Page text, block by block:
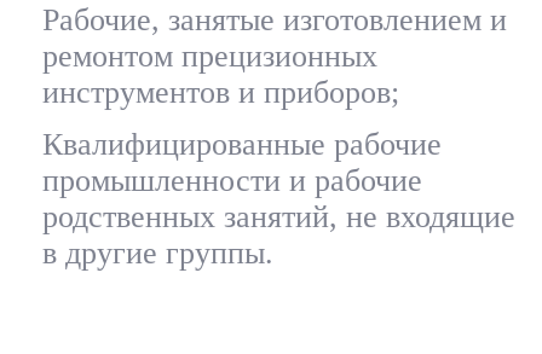
Рабочие, занятые изготовлением и
ремонтом прецизионных
инструментов и приборов;
Квалифицированные рабочие
промышленности и рабочие
родственных занятий, не входящие
в другие группы.